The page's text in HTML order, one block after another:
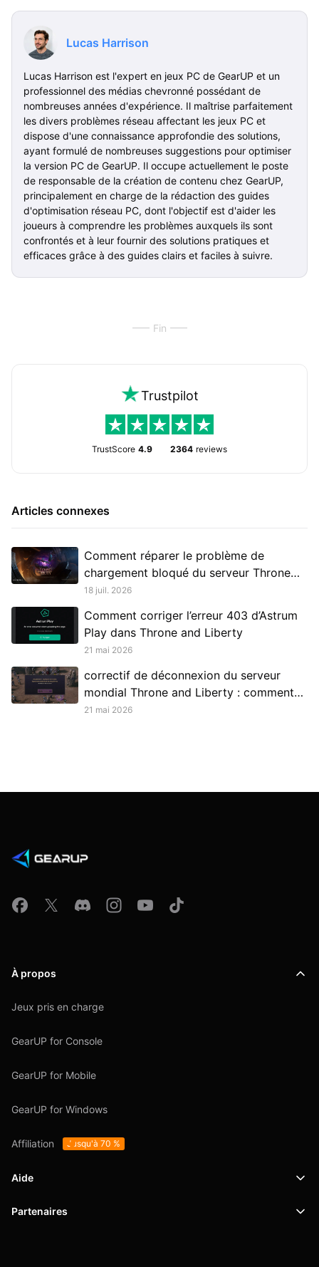
Lucas Harrison
Lucas Harrison est l'expert en jeux PC de GearUP et un
professionnel des médias chevronné possédant de
nombreuses années d'expérience. Il maîtrise parfaitement
les divers problèmes réseau affectant les jeux PC et
dispose d'une connaissance approfondie des solutions,
ayant formulé de nombreuses suggestions pour optimiser
la version PC de GearUP. Il occupe actuellement le poste
de responsable de la création de contenu chez GearUP,
principalement en charge de la rédaction des guides
d'optimisation réseau PC, dont l'objectif est d'aider les
joueurs à comprendre les problèmes auxquels ils sont
confrontés et à leur fournir des solutions pratiques et
efficaces grâce à des guides clairs et faciles à suivre.
Fin
Trustpilot
TrustScore 4.9 2364 reviews
Articles connexes
Comment réparer le problème de
chargement bloqué du serveur Throne
and Liberty Russie
18 juil. 2026
Comment corriger l’erreur 403 d’Astrum
Play dans Throne and Liberty
21 mai 2026
correctif de déconnexion du serveur
mondial Throne and Liberty : comment
rester connecté aux serveurs russes
21 mai 2026
À propos
Jeux pris en charge
GearUP for Console
GearUP for Mobile
GearUP for Windows
Affiliation Jusqu'à 70 %
Aide
Support
Partenaires